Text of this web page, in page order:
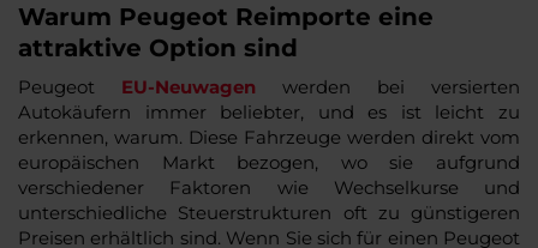
Warum Peugeot Reimporte eine
attraktive Option sind
Peugeot EU-Neuwagen werden bei versierten
Autokäufern immer beliebter, und es ist leicht zu
erkennen, warum. Diese Fahrzeuge werden direkt vom
europäischen Markt bezogen, wo sie aufgrund
verschiedener Faktoren wie Wechselkurse und
unterschiedliche Steuerstrukturen oft zu günstigeren
Preisen erhältlich sind. Wenn Sie sich für einen Peugeot